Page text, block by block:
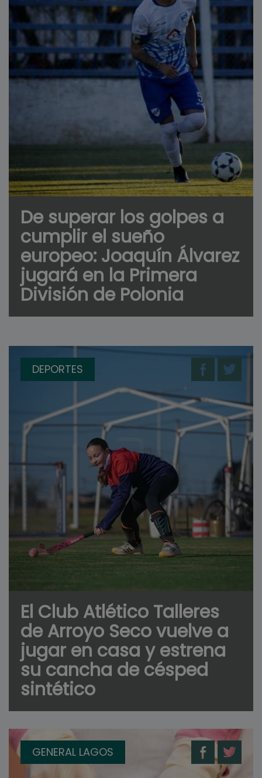
De superar los golpes a
cumplir el sueño
europeo: Joaquín Álvarez
jugará en la Primera
División de Polonia
DEPORTES
El Club Atlético Talleres
de Arroyo Seco vuelve a
jugar en casa y estrena
su cancha de césped
sintético
GENERAL LAGOS